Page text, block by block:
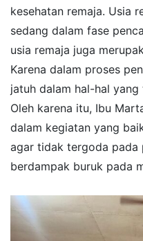
kesehatan remaja. Usia
sedang dalam fase
usia remaja juga
Karena dalam proses
jatuh dalam hal-hal
Oleh karena itu, Ibu
dalam kegiatan yang
agar tidak tergoda pada
berdampak buruk pada